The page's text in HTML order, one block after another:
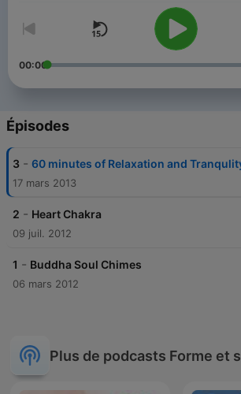
00:00
Épisodes
3 - 60 minutes of Relaxation and
17 mars 2013
2 - Heart Chakra
09 juil. 2012
1 - Buddha Soul Chimes
06 mars 2012
Plus de podcasts Forme et